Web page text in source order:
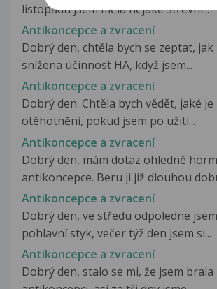
listopadu jsem měla nějaké střevní...
Antikoncepce a zvracení
Dobrý den, chtěla bych se zeptat, jak
snížena účinnost HA, když jsem...
Antikoncepce a zvracení
Dobrý den. Chtěla bych vědět, jaké
otěhotnění, pokud jsem po užití...
Antikoncepce a zvracení
Dobrý den, mám dotaz ohledně
antikoncepce. Beru ji již dlouhou
Antikoncepce a zvracení
Dobrý den, ve středu odpoledne
pohlavní styk, večer týž den jsem si...
Antikoncepce a zvracení
Dobrý den, stalo se mi, že jsem brala